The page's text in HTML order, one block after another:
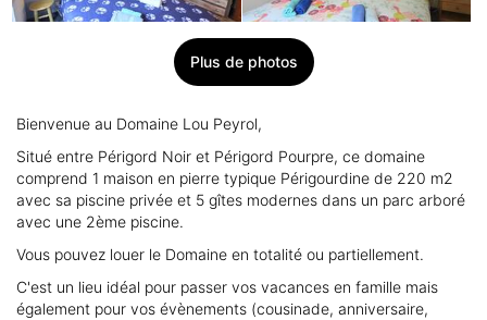
Plus de photos
Bienvenue au Domaine Lou Peyrol,
Situé entre Périgord Noir et Périgord Pourpre, ce domaine
comprend 1 maison en pierre typique Périgourdine de 220 m2
avec sa piscine privée et 5 gîtes modernes dans un parc arboré
avec une 2ème piscine.
Vous pouvez louer le Domaine en totalité ou partiellement.
C'est un lieu idéal pour passer vos vacances en famille mais
également pour vos évènements (cousinade, anniversaire,